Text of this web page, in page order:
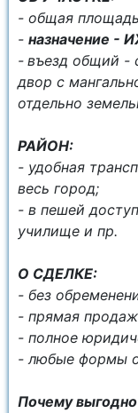
- общaя площадь
- назначение -
- въезд общий -
двор с
отдельно
РАЙОН:
- удобная
весь город;
- в пешей
училище и пр.
О СДЕЛКЕ:
- без
- прямая
- полное
- любые формы
Почему